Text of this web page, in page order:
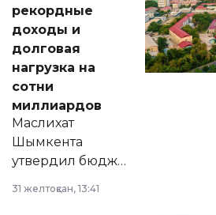
рекордные
доходы и
долговая
нагрузка на
сотни
миллиардов
Маслихат
Шымкента
утвердил бюджет
2028 годы.
31 желтоқсан, 13:41